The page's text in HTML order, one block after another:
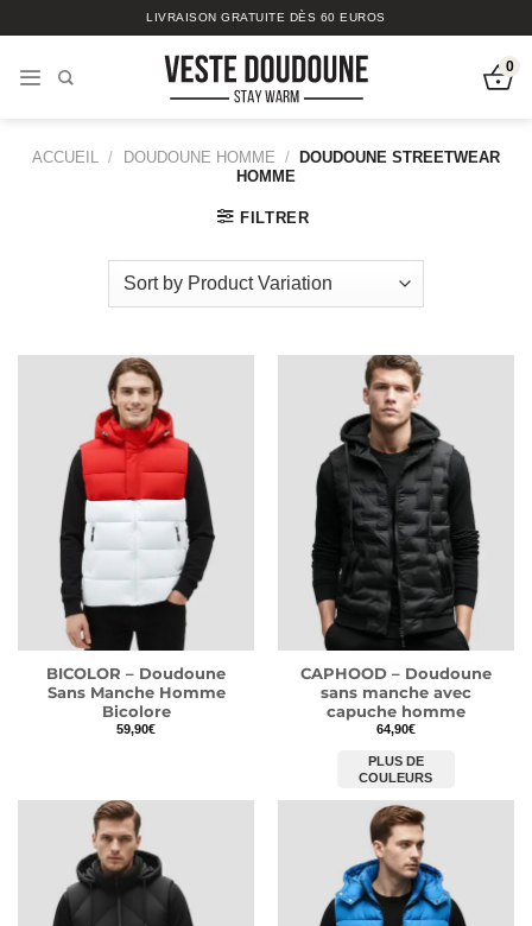
au
LIVRAISON GRATUITE DÈS 60 EUROS
0
ACCUEIL / DOUDOUNE HOMME /
DOUDOUNE STREETWEAR
HOMME
FILTRER
BICOLOR – Doudoune
Sans Manche Homme
Bicolore
59,90€
CAPHOOD – Doudoune
sans manche avec
capuche homme
64,90€
PLUS DE
COULEURS